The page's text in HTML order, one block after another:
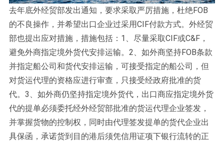
去年底外经贸部发出通知，要求采取严厉措施，杜绝FOB
的不良操作，并希望出口企业过采用CIF付款方式。外经贸
部也提出应对措施，措施包括：1、尽量采取CIF或C&F，
避免外商指定境外货代安排运输。2、如外商坚持FOB条款
并指定船公司和货代安排运输，可接受指定的船公司，但
对货运代理的资格应进行审查，只接受经政府批准的货
代。3、如外商仍坚持指定境外货代，出口商应指定境外货
代的提单必须委托经外经贸部批准的货运代理企业签发，
并掌握货物的控制权，同时由代理签发提单的货代企业出
具保函，承诺货到目的港后须凭信用证项下银行流转的正